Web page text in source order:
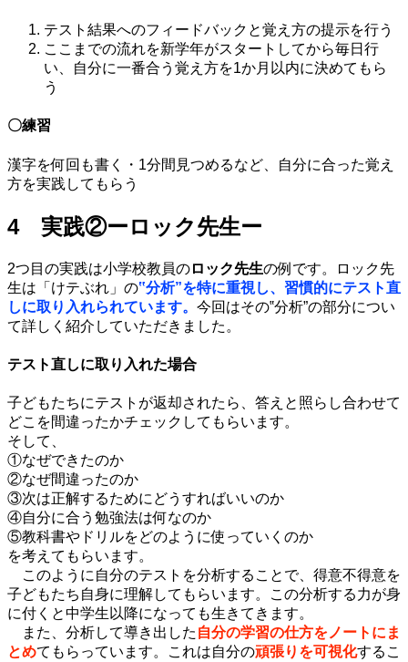
テスト結果へのフィードバックと覚え方の提示を行う
ここまでの流れを新学年がスタートしてから毎日行
い、自分に一番合う覚え方を1か月以内に決めてもら
う
〇練習
漢字を何回も書く・1分間見つめるなど、自分に合った覚え
方を実践してもらう
4 実践②ーロック先生ー
2つ目の実践は小学校教員のロック先生の例です。ロック先
生は「けテぶれ」の‟分析”を特に重視し、習慣的にテスト直
しに取り入れられています。 今回はその‟分析”の部分につい
て詳しく紹介していただきました。
テスト直しに取り入れた場合
子どもたちにテストが返却されたら、答えと照らし合わせて
どこを間違ったかチェックしてもらいます。
そして、
①なぜできたのか
②なぜ間違ったのか
③次は正解するためにどうすればいいのか
④自分に合う勉強法は何なのか
⑤教科書やドリルをどのように使っていくのか
を考えてもらいます。
このように自分のテストを分析することで、得意不得意を
子どもたち自身に理解してもらいます。この分析する力が身
に付くと中学生以降になっても生きてきます。
また、分析して導き出した 自分の学習の仕方をノートにま
とめてもらっています。これは自分の頑張りを可視化するこ